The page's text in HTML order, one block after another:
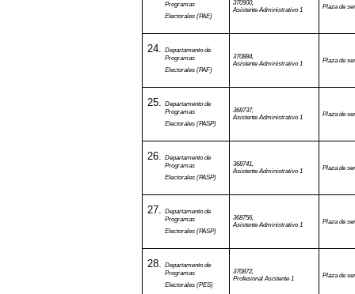
Programas
Electorales (PAE)
370900,
Asistente Administrativo 1
Plaza de
Departamento de
Programas
Electorales (PAF)
370884,
Asistente Administrativo 1
Plaza de
Departamento de
Programas
Electorales (PASP)
368737,
Asistente Administrativo 1
Plaza de
Departamento de
Programas
Electorales (PASP)
368741,
Asistente Administrativo 1
Plaza de
Departamento de
Programas
Electorales (PASP)
368756,
Asistente Administrativo 1
Plaza de
Departamento de
Programas
Electorales (PES)
370872,
Profesional Asistente 1
Plaza de